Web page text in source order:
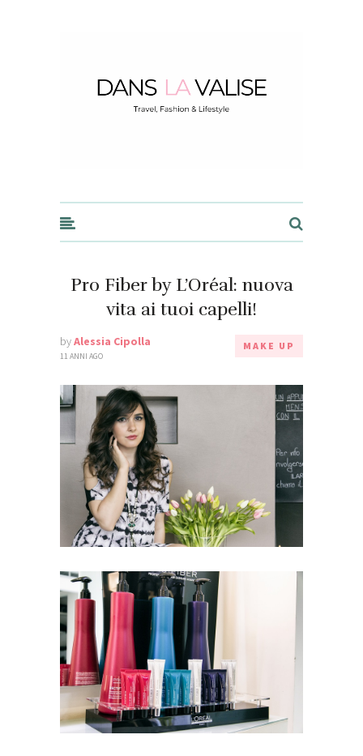
Pro Fiber by L’Oréal: nuova
vita ai tuoi capelli!
byAlessia Cipolla
11 ANNI AGO
MAKE UP